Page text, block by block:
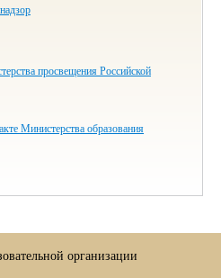
просвещения Российской
Министерства образования
организации